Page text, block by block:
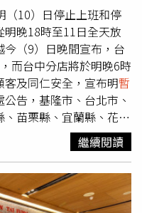
（10）日停止上班和停
明晚18時至11日全天放
（9）日晚間宣布，台
，而台中分店將於明晚6時
及同仁安全，宣布明暫
告，基隆市、台北市、
苗栗縣、宜蘭縣、花蓮
停止上課。在全台都有分
顧客、員工及合作夥伴
園市轄內9家分店10日
提前閉店。北部另一知
書公告，因巴威颱風來
繼續閱讀